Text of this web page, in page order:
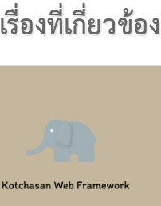
เรื่องที่เกี่ยวข้อง